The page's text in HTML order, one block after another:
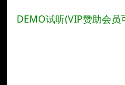
DEMO试听(VIP赞助会员